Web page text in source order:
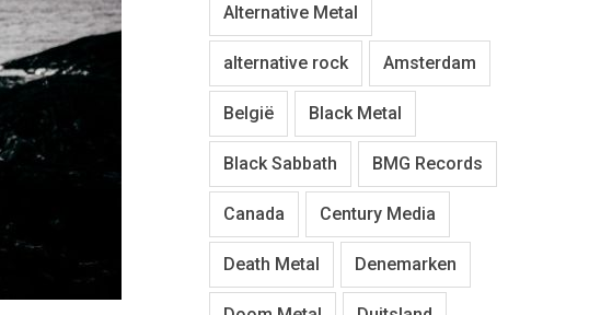
Alternative Metal
alternative rock Amsterdam
België Black Metal
Black Sabbath BMG Records
Canada Century Media
Death Metal Denemarken